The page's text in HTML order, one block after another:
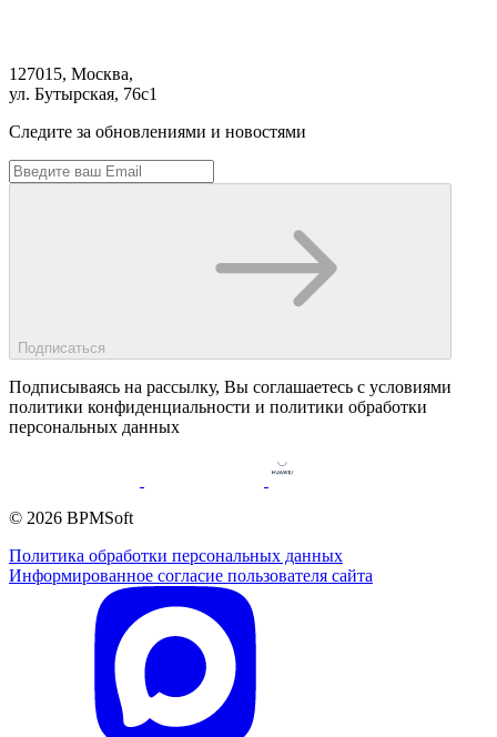
127015, Москва,
ул. Бутырская, 76с1
Следите за обновлениями и новостями
Подписаться
Подписываясь на рассылку, Вы соглашаетесь c условиями
политики конфиденциальности и политики обработки
персональных данных
© 2026 BPMSoft
Политика обработки персональных данных
Информированное согласие пользователя сайта